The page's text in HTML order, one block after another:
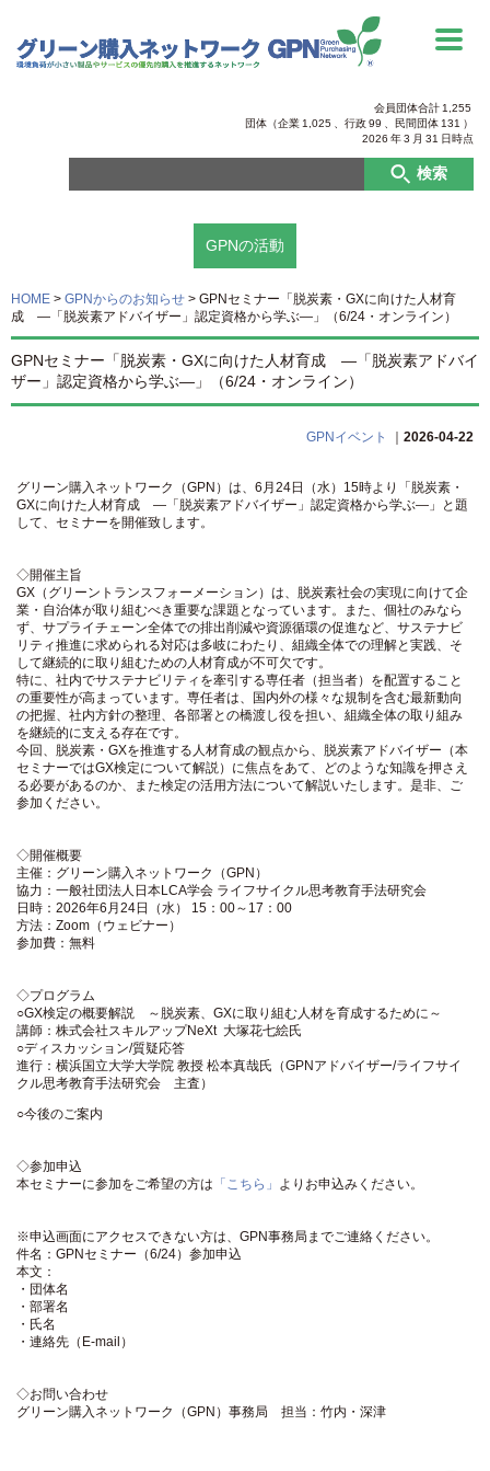
会員団体合計 1,255
団体（企業 1,025 、行政99 民間団体 131 ）
2026 年3 月 31 日時点
検索
GPNの活動
HOME > GPNからのお知らせ > GPNセミナー「脱炭素・GXに向けた人材育
成 ―「脱炭素アドバイザー」認定資格から学ぶ―」（6/24・オンライン）
GPNセミナー「脱炭素・GXに向けた人材育成 ―「脱炭素アドバイ
ザー」認定資格から学ぶ―」（6/24・オンライン）
GPNイベント ｜ 2026-04-22
グリーン購入ネットワーク（GPN）は、6月24日（水）15時より「脱炭素・
GXに向けた人材育成 ―「脱炭素アドバイザー」認定資格から学ぶ―」と題
して、セミナーを開催致します。
◇開催主旨
GX（グリーントランスフォーメーション）は、脱炭素社会の実現に向けて企
業・自治体が取り組むべき重要な課題となっています。また、個社のみなら
ず、サプライチェーン全体での排出削減や資源循環の促進など、サステナビ
リティ推進に求められる対応は多岐にわたり、組織全体での理解と実践、そ
して継続的に取り組むための人材育成が不可欠です。
特に、社内でサステナビリティを牽引する専任者（担当者）を配置すること
の重要性が高まっています。専任者は、国内外の様々な規制を含む最新動向
の把握、社内方針の整理、各部署との橋渡し役を担い、組織全体の取り組み
を継続的に支える存在です。
今回、脱炭素・GXを推進する人材育成の観点から、脱炭素アドバイザー（本
セミナーではGX検定について解説）に焦点をあて、どのような知識を押さえ
る必要があるのか、また検定の活用方法について解説いたします。是非、ご
参加ください。
◇開催概要
主催：グリーン購入ネットワーク（GPN）
協力：一般社団法人日本LCA学会 ライフサイクル思考教育手法研究会
日時：2026年6月24日（水） 15：00～17：00
方法：Zoom（ウェビナー）
参加費：無料
◇プログラム
○GX検定の概要解説 ～脱炭素、GXに取り組む人材を育成するために～
講師：株式会社スキルアップNeXt 大塚花七絵氏
○ディスカッション/質疑応答
進行：横浜国立大学大学院 教授 松本真哉氏（GPNアドバイザー/ライフサイ
クル思考教育手法研究会 主査）
○今後のご案内
◇参加申込
本セミナーに参加をご希望の方は 「こちら」 よりお申込みください。
※申込画面にアクセスできない方は、GPN事務局までご連絡ください。
件名：GPNセミナー（6/24）参加申込
本文：
・団体名
・部署名
・氏名
・連絡先（E-mail）
◇お問い合わせ
グリーン購入ネットワーク（GPN）事務局 担当：竹内・深津